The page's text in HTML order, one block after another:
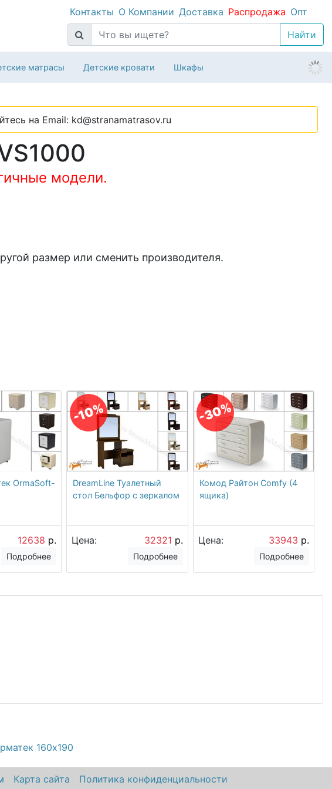
Контакты О Компании Доставка Распродажа Опт
матрасы Детские кровати Шкафы
на Email: kd@stranamatrasov.ru
модели.
размер или сменить производителя.
OrmaSoft-
12638 р.
Подробнее
-10%
DreamLine Туалетный
стол Бельфор с зеркалом
Цена: 32321 р.
Подробнее
-30%
Комод Райтон Comfy (4
ящика)
Цена: 33943 р.
Подробнее
160х190
Карта сайта Политика конфиденциальности